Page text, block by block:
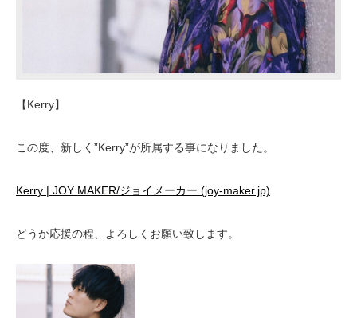
【Kerry】
この度、新しく”Kerry”が所属する事になりました。
Kerry | JOY MAKER/ジョイメーカー (joy-maker.jp)
どうか応援の程、よろしくお願い致します。